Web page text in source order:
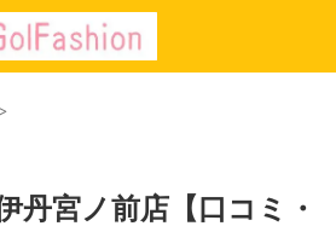
>
丹宮ノ前店【口コミ・